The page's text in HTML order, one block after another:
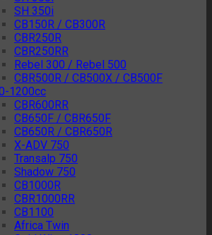
SH 350i
CB150R / CB300R
CBR250R
CBR250RR
Rebel 300 / Rebel 500
CBR500R / CB500X / CB500F
1200cc
CBR600RR
CB650F / CBR650F
CB650R / CBR650R
X-ADV 750
Transalp 750
Shadow 750
CB1000R
CBR1000RR
CB1100
Africa Twin